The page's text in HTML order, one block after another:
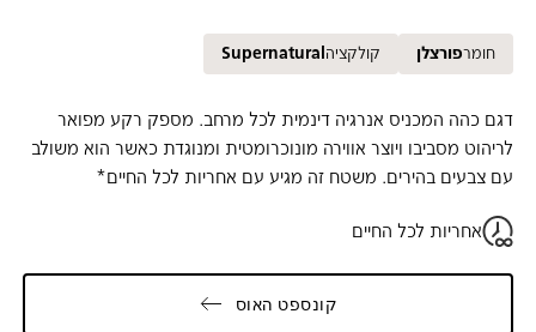
חומרפורצלן קולקציה Supernatural
דגם כהה המכניס אנרגיה דינמית לכל מרחב. מספק רקע מפואר
לריהוט מסביבו ויוצר אווירה מונוכרומטית ומנוגדת כאשר הוא משולב
עם צבעים בהירים. משטח זה מגיע עם אחריות לכל החיים*
אחריות לכל החיים
קונספט האוס